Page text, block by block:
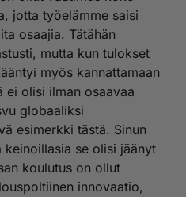
jotta työelämme saisi
osaajia. Tätähän
mutta kun tulokset
myös kannattamaan
ei olisi ilman osaavaa
globaaliksi
esimerkki tästä. Sinun
keinoillasia se olisi jäänyt
koulutus on ollut
innovaatio,